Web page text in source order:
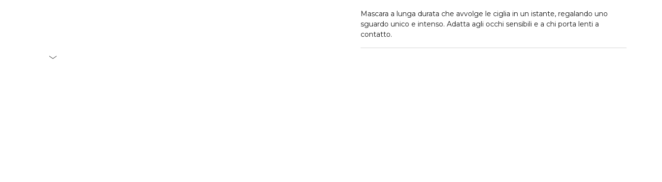
Mascara a lunga durata che avvolge le ciglia in un istante, regalando uno
sguardo unico e intenso. Adatta agli occhi sensibili e a chi porta lenti a
contatto.